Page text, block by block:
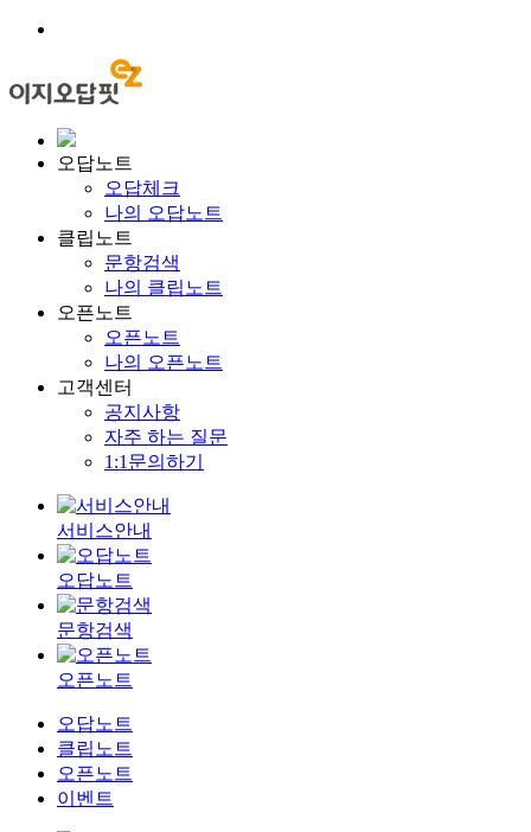
오답노트
오답체크
나의 오답노트
클립노트
문항검색
나의 클립노트
오픈노트
오픈노트
나의 오픈노트
고객센터
공지사항
자주 하는 질문
1:1문의하기
서비스안내
오답노트
문항검색
오픈노트
오답노트
클립노트
오픈노트
이벤트